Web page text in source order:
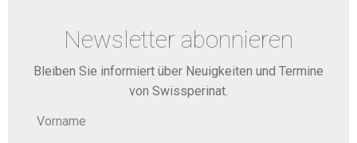
Newsletter abonnieren
Bleiben Sie informiert über Neuigkeiten und Termine
von Swissperinat.